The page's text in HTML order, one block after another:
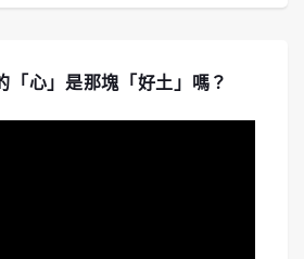
「心」是那塊「好土」嗎？